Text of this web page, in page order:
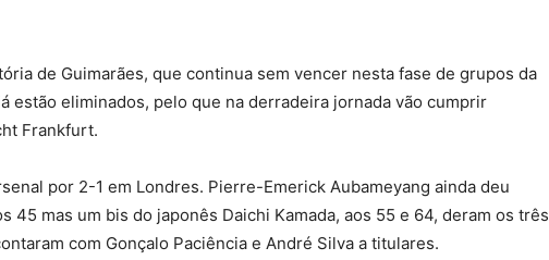
de Guimarães, que continua sem vencer nesta fase de grupos da
estão eliminados, pelo que na derradeira jornada vão cumprir
Frankfurt.
por 2-1 em Londres. Pierre-Emerick Aubameyang ainda deu
45 mas um bis do japonês Daichi Kamada, aos 55 e 64, deram os três
com Gonçalo Paciência e André Silva a titulares.